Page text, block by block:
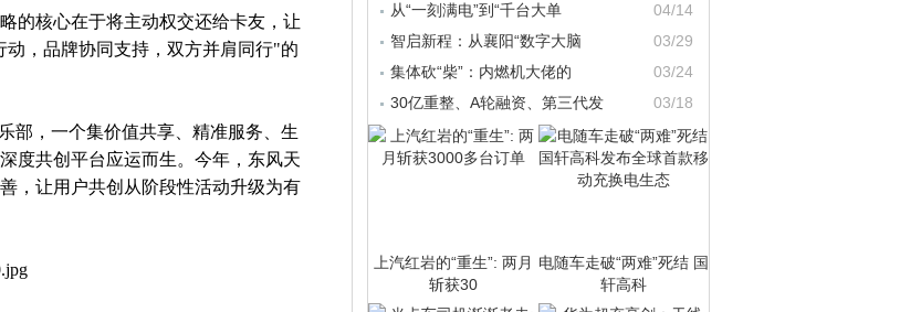
的核心在于将主动权交还给卡友，让
，品牌协同支持，双方并肩同行"的
部，一个集价值共享、精准服务、生
度共创平台应运而生。今年，东风天
，让用户共创从阶段性活动升级为有
从“一刻满电”到“千台大单
04/14
智启新程：从襄阳“数字大脑
03/29
集体砍“柴”：内燃机大佬的
03/24
30亿重整、A轮融资、第三代发
03/18
上汽红岩的“重生”: 两月
斩获30
电随车走破“两难”死结 国
轩高科